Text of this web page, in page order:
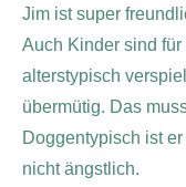
Jim ist super
Auch Kinder sind
alterstypisch
übermütig. Das
Doggentypisch ist
nicht ängstlich.